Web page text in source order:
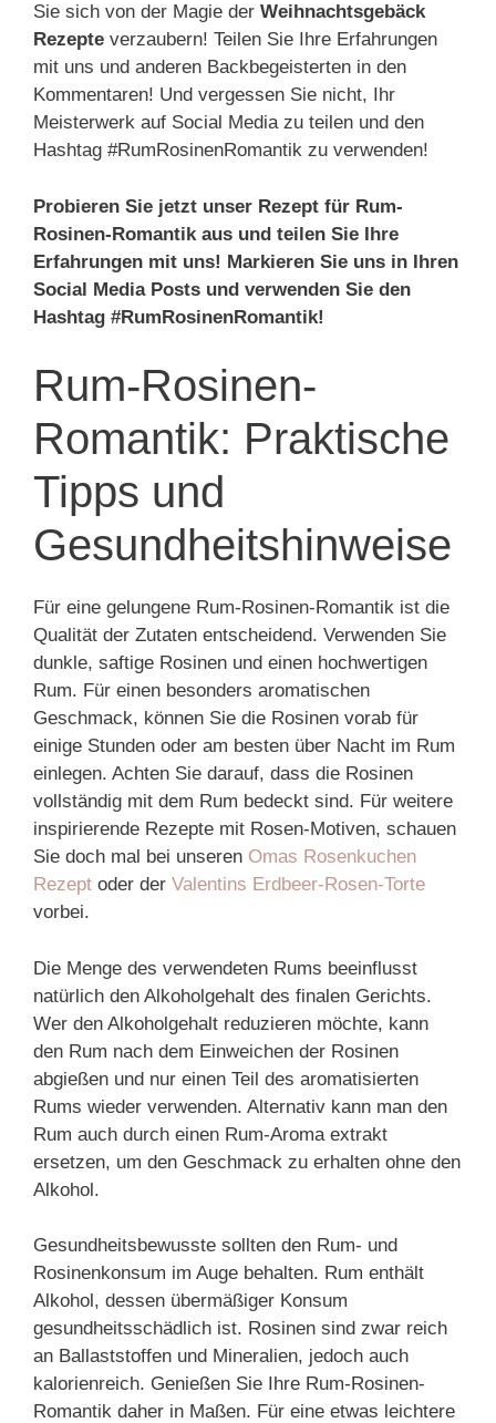
Sie sich von der Magie der Weihnachtsgebäck
Rezepte verzaubern! Teilen Sie Ihre Erfahrungen
mit uns und anderen Backbegeisterten in den
Kommentaren! Und vergessen Sie nicht, Ihr
Meisterwerk auf Social Media zu teilen und den
Hashtag #RumRosinenRomantik zu verwenden!
Probieren Sie jetzt unser Rezept für Rum-
Rosinen-Romantik aus und teilen Sie Ihre
Erfahrungen mit uns! Markieren Sie uns in Ihren
Social Media Posts und verwenden Sie den
Hashtag #RumRosinenRomantik!
Rum-Rosinen-
Romantik: Praktische
Tipps und
Gesundheitshinweise
Für eine gelungene Rum-Rosinen-Romantik ist die
Qualität der Zutaten entscheidend. Verwenden Sie
dunkle, saftige Rosinen und einen hochwertigen
Rum. Für einen besonders aromatischen
Geschmack, können Sie die Rosinen vorab für
einige Stunden oder am besten über Nacht im Rum
einlegen. Achten Sie darauf, dass die Rosinen
vollständig mit dem Rum bedeckt sind. Für weitere
inspirierende Rezepte mit Rosen-Motiven, schauen
Sie doch mal bei unseren Omas Rosenkuchen
Rezept oder der Valentins Erdbeer-Rosen-Torte
vorbei.
Die Menge des verwendeten Rums beeinflusst
natürlich den Alkoholgehalt des finalen Gerichts.
Wer den Alkoholgehalt reduzieren möchte, kann
den Rum nach dem Einweichen der Rosinen
abgießen und nur einen Teil des aromatisierten
Rums wieder verwenden. Alternativ kann man den
Rum auch durch einen Rum-Aroma extrakt
ersetzen, um den Geschmack zu erhalten ohne den
Alkohol.
Gesundheitsbewusste sollten den Rum- und
Rosinenkonsum im Auge behalten. Rum enthält
Alkohol, dessen übermäßiger Konsum
gesundheitsschädlich ist. Rosinen sind zwar reich
an Ballaststoffen und Mineralien, jedoch auch
kalorienreich. Genießen Sie Ihre Rum-Rosinen-
Romantik daher in Maßen. Für eine etwas leichtere